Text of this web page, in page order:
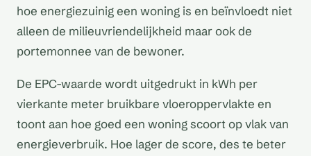
hoe energiezuinig een woning is en beïnvloedt niet
alleen de milieuvriendelijkheid maar ook de
portemonnee van de bewoner.
De EPC-waarde wordt uitgedrukt in kWh per
vierkante meter bruikbare vloeroppervlakte en
toont aan hoe goed een woning scoort op vlak van
energieverbruik. Hoe lager de score, des te beter